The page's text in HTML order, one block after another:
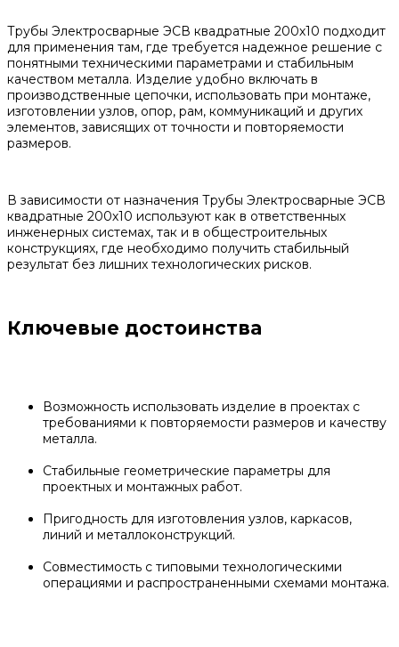
Трубы Электросварные ЭСВ квадратные 200х10 подходит
для применения там, где требуется надежное решение с
понятными техническими параметрами и стабильным
качеством металла. Изделие удобно включать в
производственные цепочки, использовать при монтаже,
изготовлении узлов, опор, рам, коммуникаций и других
элементов, зависящих от точности и повторяемости
размеров.
В зависимости от назначения Трубы Электросварные ЭСВ
квадратные 200х10 используют как в ответственных
инженерных системах, так и в общестроительных
конструкциях, где необходимо получить стабильный
результат без лишних технологических рисков.
Ключевые достоинства
Возможность использовать изделие в проектах с
требованиями к повторяемости размеров и качеству
металла.
Стабильные геометрические параметры для
проектных и монтажных работ.
Пригодность для изготовления узлов, каркасов,
линий и металлоконструкций.
Совместимость с типовыми технологическими
операциями и распространенными схемами монтажа.